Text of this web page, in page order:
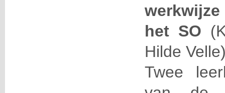
het SO
Hilde
Twee